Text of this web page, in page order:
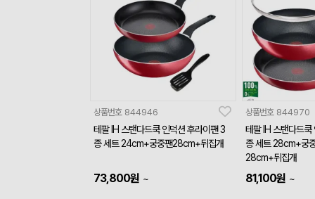
상품번호 844946
테팔 IH 스탠다드쿡 인덕션 후라이팬 3
종 세트 24cm+궁중팬28cm+뒤집개
73,800원 ~
상품번호 844970
테팔 IH 스탠다드
종 세트 28cm+궁
28cm+뒤집개
81,100원 ~